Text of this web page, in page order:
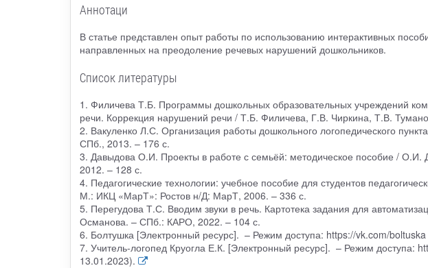
Аннотаци
В статье представлен опыт работы по использованию интерактивных
направленных на преодоление речевых нарушений дошкольников.
Список литературы
1. Филичева Т.Б. Программы дошкольных образовательных учреждений
речи. Коррекция нарушений речи / Т.Б. Филичева, Г.В. Чиркина, Т.В.
2. Вакуленко Л.С. Организация работы дошкольного логопедического
СПб., 2013. – 176 с.
3. Давыдова О.И. Проекты в работе с семьёй: методическое пособие /
2012. – 128 с.
4. Педагогические технологии: учебное пособие для студентов
М.: ИКЦ «МарТ»: Ростов н/Д: МарТ, 2006. – 336 с.
5. Перегудова Т.С. Вводим звуки в речь. Картотека задания для
Османова. – СПб.: КАРО, 2022. – 104 с.
6. Болтушка [Электронный ресурс]. – Режим доступа: https://vk.com/
7. Учитель-логопед Круогла Е.К. [Электронный ресурс]. – Режим доступа:
13.01.2023).